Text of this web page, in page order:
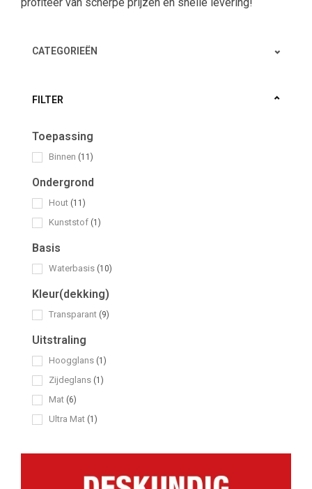
CATEGORIEËN
FILTER
Toepassing
Binnen (11)
Ondergrond
Hout (11)
Kunststof (1)
Basis
Waterbasis (10)
Kleur(dekking)
Transparant (9)
Uitstraling
Hoogglans (1)
Zijdeglans (1)
Mat (6)
Ultra Mat (1)